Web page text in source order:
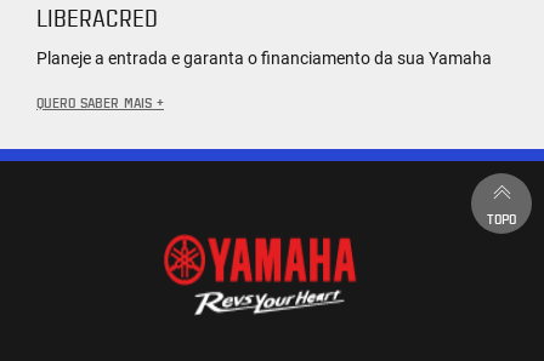
LIBERACRED
Planeje a entrada e garanta o financiamento da sua Yamaha
QUERO SABER MAIS +
TOPO